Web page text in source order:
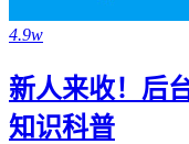
4.9w
新人来收！后
知识科普